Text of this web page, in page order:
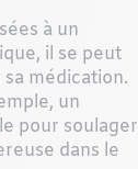
à un
il se peut
médication.
un
pour soulager
dans le